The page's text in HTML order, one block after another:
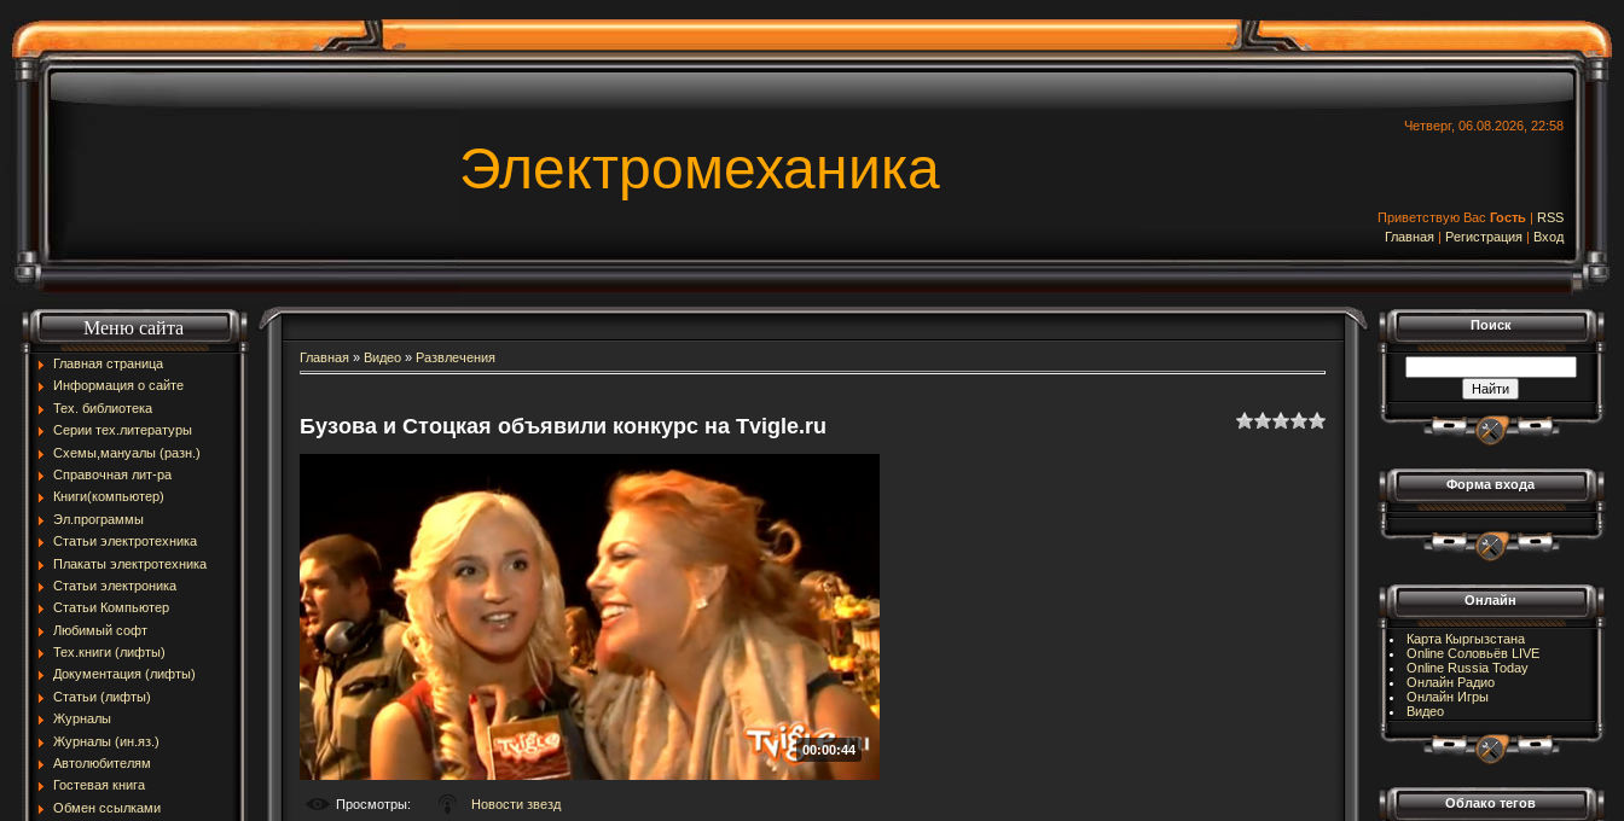
Четверг, 06.08.2026, 22:58
Электромеханика
Приветствую Вас Гость | RSS
Главная | Регистрация | Вход
Меню сайта
Главная страница
Информация о сайте
Тех. библиотека
Серии тех.литературы
Схемы,мануалы (разн.)
Справочная лит-ра
Книги(компьютер)
Эл.программы
Статьи электротехника
Плакаты электротехника
Статьи электроника
Статьи Компьютер
Любимый софт
Тех.книги (лифты)
Документация (лифты)
Статьи (лифты)
Журналы
Журналы (ин.яз.)
Автолюбителям
Гостевая книга
Обмен ссылками
Главная» Видео» Развлечения
Бузова и Стоцкая объявили конкурс на Tvigle.ru
00:00:44
Просмотры: Новости звезд
Поиск
Форма входа
Онлайн
Карта Кыргызстана
Online Соловьёв LIVE
Online Russia Today
Онлайн Радио
Онлайн Игры
Видео
Облако тегов